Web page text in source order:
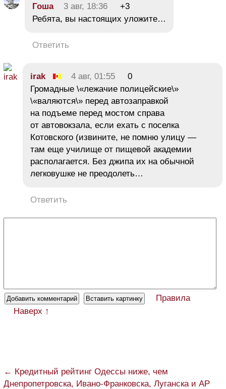
Гоша 3 авг, 18:36
+3
Ребята, вы настоящих уложите…
Ответить
irak 4 авг, 01:55
0
Громадные \«лежачие полицейские\»
\«валяются\» перед автозаправкой
на подъеме перед мостом справа
от автовокзала, если ехать с поселка
Котовского (извините, не помню улицу —
там еще училище от пищевой академии
располагается. Без джипа их на обычной
легковушке не преодолеть…
Ответить
Правила
Наверх ↑
← Кредитный рейтинг Одессы ниже, чем
Днепропетровска, Ивано-Франковска, Луганска и АР